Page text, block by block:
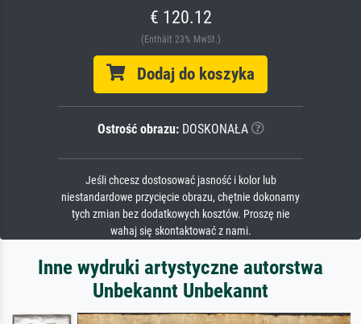
€ 120.12
(Enthält 23% MwSt.)
Dodaj do koszyka
Ostrość obrazu:DOSKONAŁA
Jeśli chcesz dostosować jasność i kolor lub
niestandardowe przycięcie obrazu, chętnie dokonamy
tych zmian bez dodatkowych kosztów. Proszę nie
wahaj się skontaktować z nami.
Inne wydruki artystyczne autorstwa
Unbekannt Unbekannt